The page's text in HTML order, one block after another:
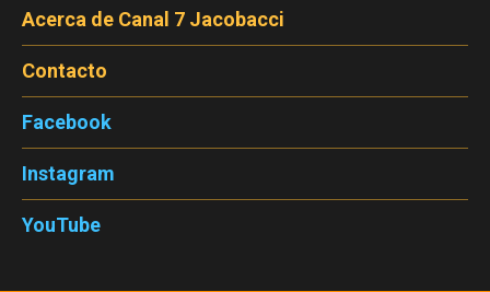
Acerca de Canal 7 Jacobacci
Contacto
Facebook
Instagram
YouTube